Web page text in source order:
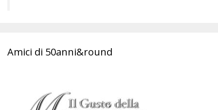
Amici di 50anni&round